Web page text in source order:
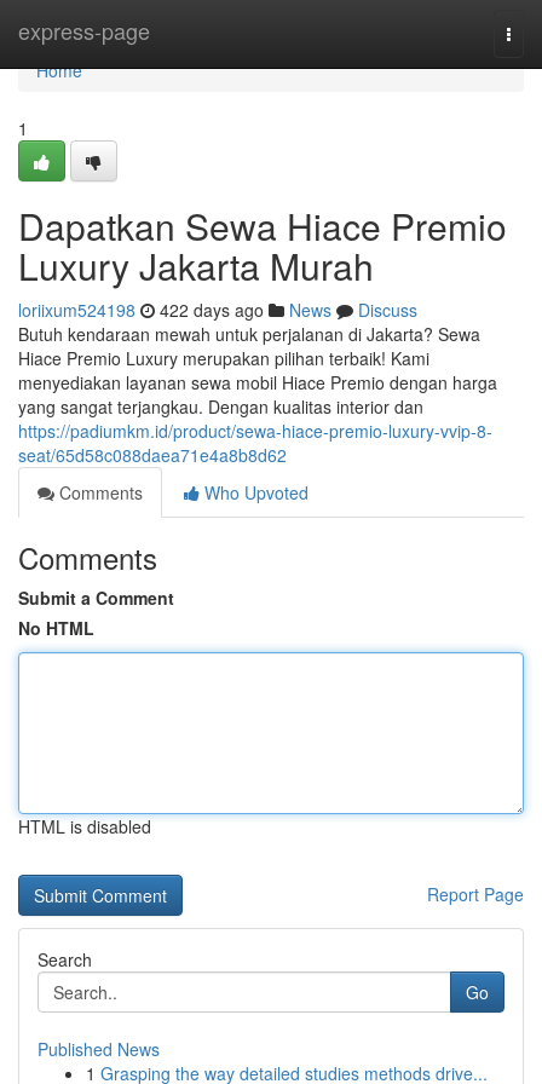
express-page
Home
Home
1
Dapatkan Sewa Hiace Premio
Luxury Jakarta Murah
loriixum524198 422 days ago News
Discuss
Butuh kendaraan mewah untuk perjalanan di Jakarta? Sewa
Hiace Premio Luxury merupakan pilihan terbaik! Kami
menyediakan layanan sewa mobil Hiace Premio dengan harga
yang sangat terjangkau. Dengan kualitas interior dan
https://padiumkm.id/product/sewa-hiace-premio-luxury-vvip-8-
seat/65d58c088daea71e4a8b8d62
Comments
Who Upvoted
Comments
Submit a Comment
No HTML
HTML is disabled
Report Page
Search
Go
Published News
1 Grasping the way detailed studies methods drive...